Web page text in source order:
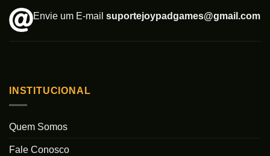
Envie um E-mail suportejoypadgames@gmail.com
INSTITUCIONAL
Quem Somos
Fale Conosco